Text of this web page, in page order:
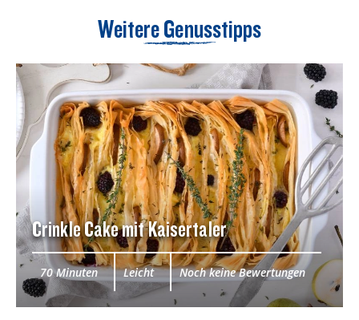
Weitere Genusstipps
Crinkle Cake mit Kaisertaler
70 Minuten Leicht Noch keine Bewertungen